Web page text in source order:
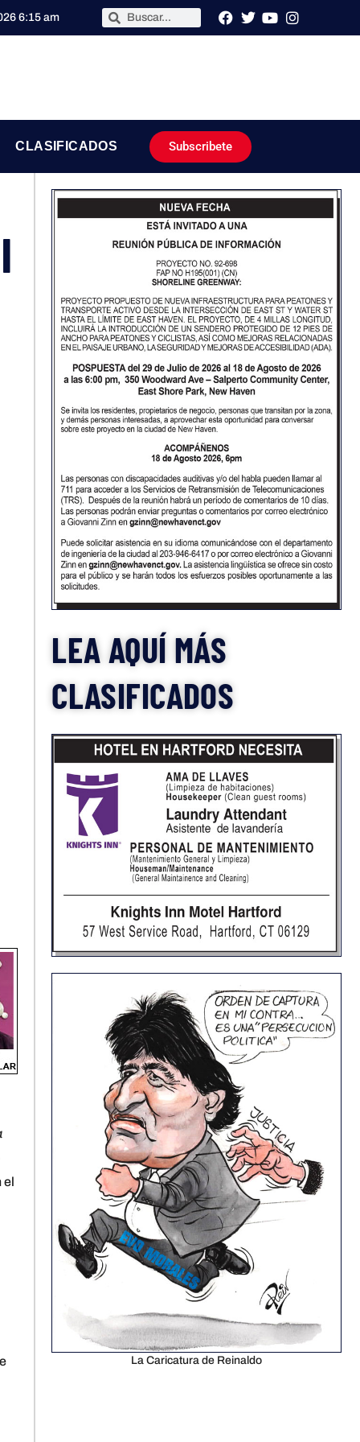
6:15 am
CLASIFICADOS Subscribete
el
LEA AQUÍ MÁS
CLASIFICADOS
La Caricatura de Reinaldo